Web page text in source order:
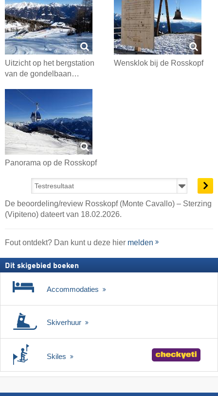
Uitzicht op het bergstation
van de gondelbaan…
Wensklok bij de Rosskopf
Panorama op de Rosskopf
De beoordeling/review Rosskopf (Monte Cavallo) – Sterzing
(Vipiteno) dateert van 18.02.2026.
Fout ontdekt? Dan kunt u deze hier melden
Dit skigebied boeken
Accommodaties
Skiverhuur
Skiles